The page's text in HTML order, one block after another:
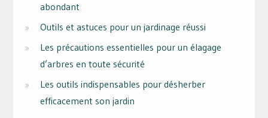
abondant
Outils et astuces pour un jardinage réussi
Les précautions essentielles pour un élagage
d’arbres en toute sécurité
Les outils indispensables pour désherber
efficacement son jardin